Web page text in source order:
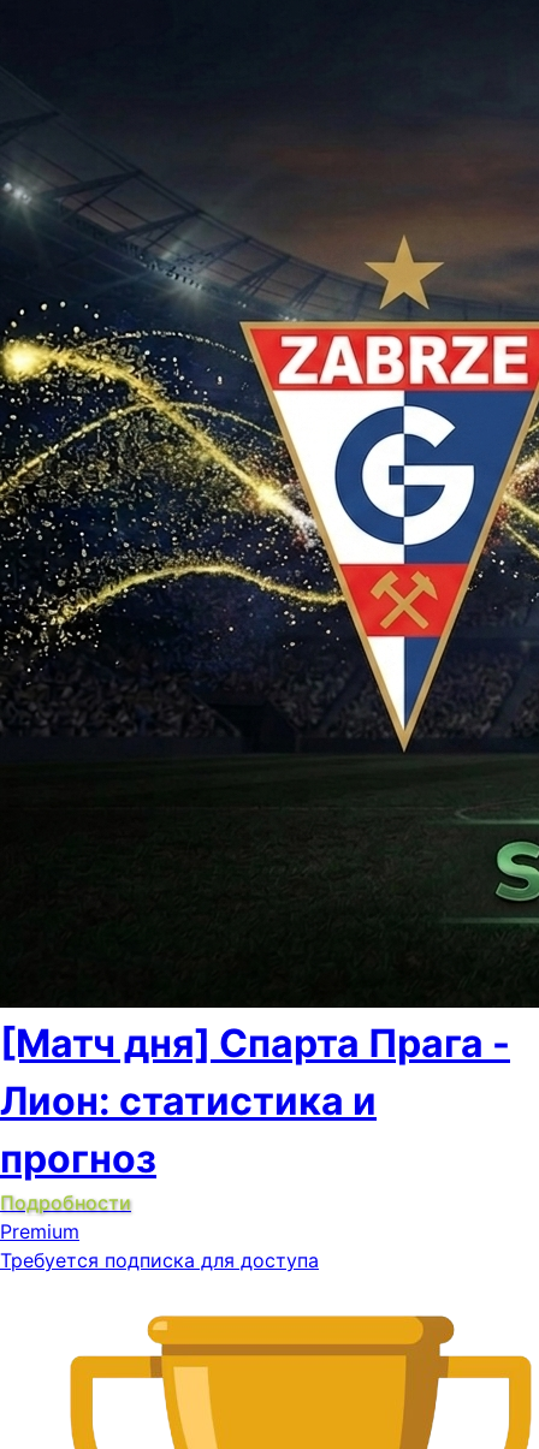
[Матч дня] Спарта Прага -
Лион: статистика и
прогноз
Подробности
Premium
Требуется подписка для доступа